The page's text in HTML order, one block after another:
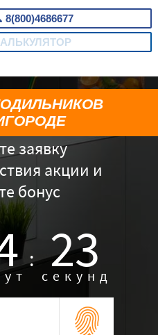
8(800)4686677
заявку
акции и
бонус
: 22
секунд